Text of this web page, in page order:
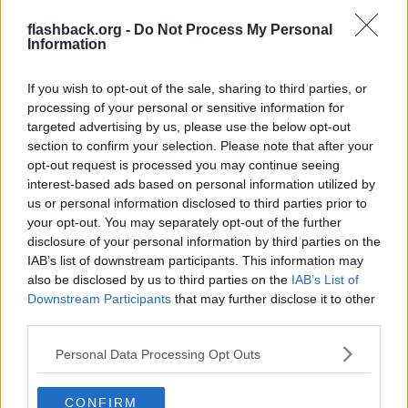
flashback.org - Do Not Process My Personal
Information
If you wish to opt-out of the sale, sharing to third parties, or
processing of your personal or sensitive information for
targeted advertising by us, please use the below opt-out
section to confirm your selection. Please note that after your
opt-out request is processed you may continue seeing
interest-based ads based on personal information utilized by
us or personal information disclosed to third parties prior to
your opt-out. You may separately opt-out of the further
disclosure of your personal information by third parties on the
IAB’s list of downstream participants. This information may
also be disclosed by us to third parties on the IAB’s List of
Downstream Participants that may further disclose it to other
Personal Data Processing Opt Outs
CONFIRM
Citera
2025-11-05, 17:29
Avstängd
Citat:
Ursprungligen postat av korvenorven
Poängen var att du påstod att muslimer hade särskilda namn.
Oftast ja? Är inte partiledarens namn "särskilt" menar du?
2025-11-05, 17:29
DmtLaser
Medlem
Reg: Jan 2025
Inlägg: 1 226
personers sinne.
Något media och polis aldrig pratar om är hur dessa personers
algoritmer har tweakats..